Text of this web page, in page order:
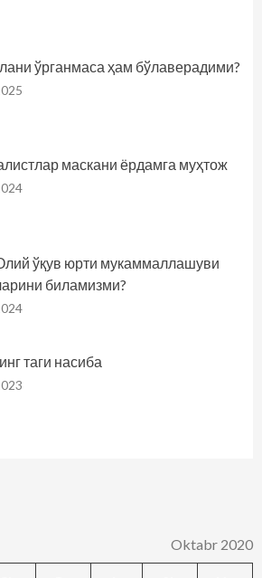
ўрганмаса ҳам бўлаверадими?
маскани ёрдамга муҳтож
ўқув юрти мукаммаллашуви
биламизми?
таги насиба
Oktabr 2020